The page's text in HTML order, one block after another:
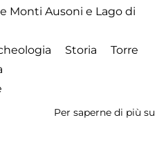
Monti Ausoni e Lago di
Storia
Torre
Per saperne di più su